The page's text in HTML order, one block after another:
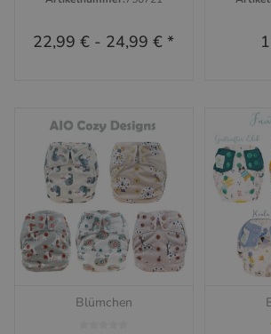
22,99 € - 24,99 €*
Blümchen